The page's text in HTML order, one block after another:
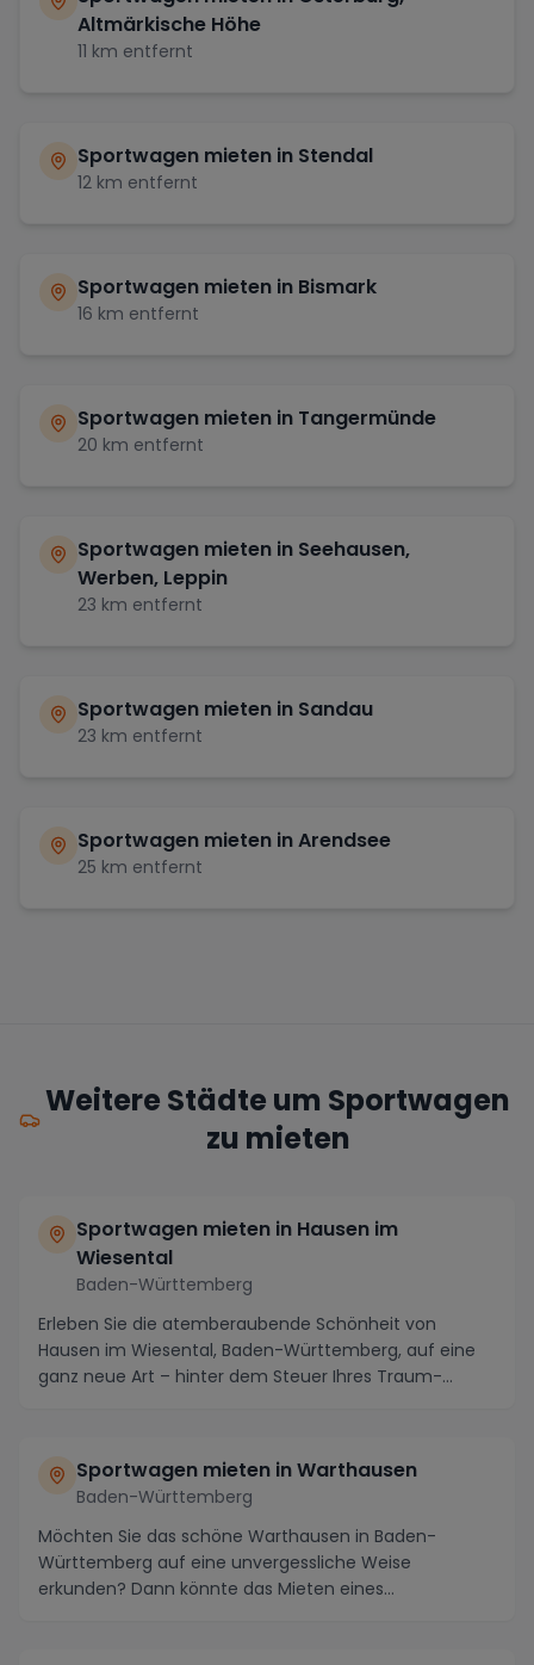
Altmärkische Höhe
11 km entfernt
Sportwagen mieten in Stendal
12 km entfernt
Sportwagen mieten in Bismark
16 km entfernt
Sportwagen mieten in Tangermünde
20 km entfernt
Sportwagen mieten in Seehausen,
Werben, Leppin
23 km entfernt
Sportwagen mieten in Sandau
23 km entfernt
Sportwagen mieten inArendsee
25 km entfernt
Weitere Städte um Sportwagen
zu mieten
Sportwagen mieten in Hausen im
Wiesental
Baden-Württemberg
Erleben Sie die atemberaubende Schönheit von
Hausen im Wiesental, Baden-Württemberg, auf eine
ganz neue Art – hinter dem Steuer Ihres Traum-
Sportwagen mieten in Warthausen
Baden-Württemberg
Möchten Sie das schöne Warthausen in Baden-
Württemberg auf eine unvergessliche Weise
erkunden? Dann könnte das Mieten eines